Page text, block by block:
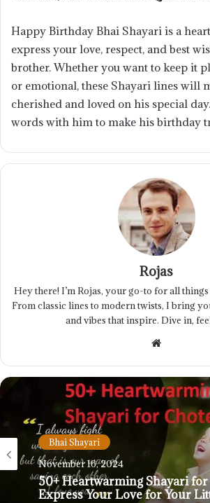
Happy Birthday Bhai Shayari is a
express your love, respect, and best
brother. Whether you want to keep it
or emotional, these Shayari lines will
cherished and loved on his special
words with him to make his birthday
Rojas
Hey there! I’m Rojas, your go-to for all
From classic lines to modern twists, I bring
and vibes that inspire. Dive in,
Website
Bhai Shayari
November 16, 2024
50+ Heartwarming Shayari for
Express Your Love for Your